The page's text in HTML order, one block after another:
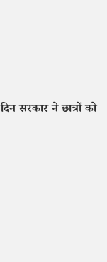
सरकार ने छात्रों को